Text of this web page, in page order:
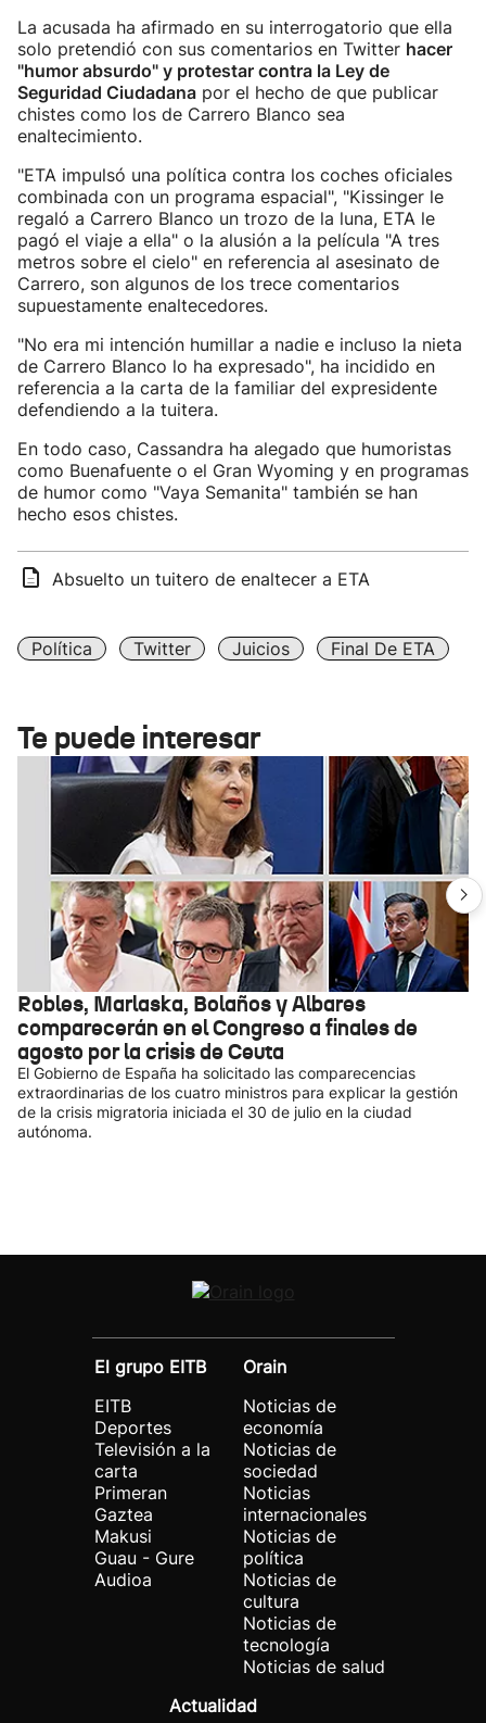
La acusada ha afirmado en su interrogatorio que ella
solo pretendió con sus comentarios en Twitter hacer
"humor absurdo" y protestar contra la Ley de
Seguridad Ciudadana por el hecho de que publicar
chistes como los de Carrero Blanco sea
enaltecimiento.
"ETA impulsó una política contra los coches oficiales
combinada con un programa espacial", "Kissinger le
regaló a Carrero Blanco un trozo de la luna, ETA le
pagó el viaje a ella" o la alusión a la película "A tres
metros sobre el cielo" en referencia al asesinato de
Carrero, son algunos de los trece comentarios
supuestamente enaltecedores.
"No era mi intención humillar a nadie e incluso la nieta
de Carrero Blanco lo ha expresado", ha incidido en
referencia a la carta de la familiar del expresidente
defendiendo a la tuitera.
En todo caso, Cassandra ha alegado que humoristas
como Buenafuente o el Gran Wyoming y en programas
de humor como "Vaya Semanita" también se han
hecho esos chistes.
Absuelto un tuitero de enaltecer a ETA
Política Twitter Juicios Final De ETA
Te puede interesar
Robles, Marlaska, Bolaños y Albares
comparecerán en el Congreso a finales de
agosto por la crisis de Ceuta
El Gobierno de España ha solicitado las comparecencias
extraordinarias de los cuatro ministros para explicar la gestión
de la crisis migratoria iniciada el 30 de julio en la ciudad
autónoma.
El grupo EITB
EITB
Deportes
Televisión a la
carta
Primeran
Gaztea
Makusi
Guau - Gure
Audioa
Orain
Noticias de
economía
Noticias de
sociedad
Noticias
internacionales
Noticias de
política
Noticias de
cultura
Noticias de
tecnología
Noticias de salud
Actualidad